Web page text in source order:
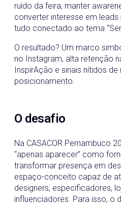
ruído da feira, manter
converter interesse em
tudo conectado ao tema
O resultado? Um marco
no Instagram, alta retenção
InspirAção e sinais nítidos
posicionamento.
O desafio
Na CASACOR Pernambuco
“apenas aparecer” como
transformar presença em
espaço-conceito capaz de
designers, especificadores,
influenciadores. Para isso, o